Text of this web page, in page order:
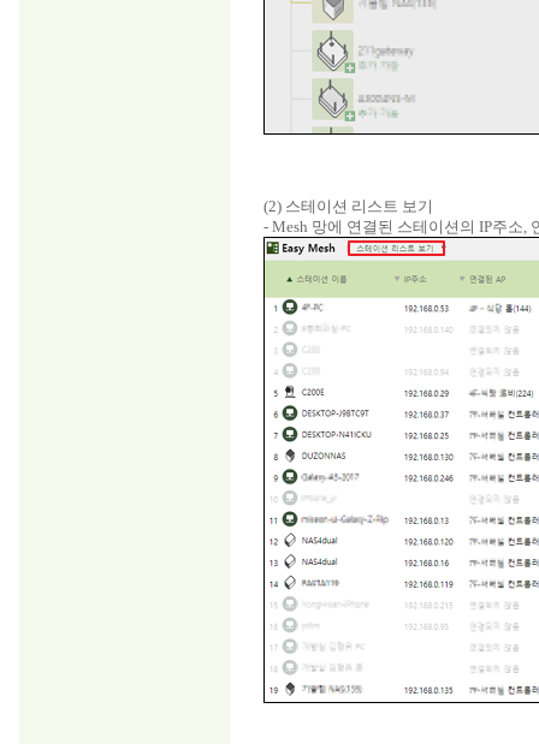
(2) 스테이션 리스트 보기
- Mesh 망에 연결된 스테이션의 IP주소,